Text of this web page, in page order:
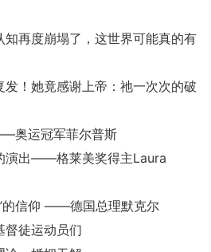
再度崩塌了，这世界可能真的有
！她竟感谢上帝：祂一次次的破
奥运冠军菲尔普斯
演出——格莱美奖得主Laura
的信仰 ——德国总理默克尔
督徒运动员们